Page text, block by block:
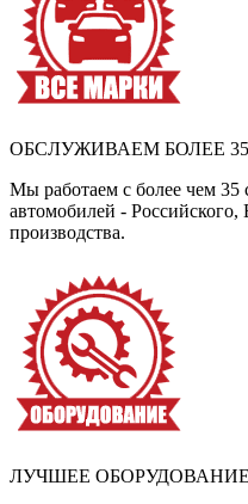
ОБСЛУЖИВАЕМ БОЛЕЕ
Мы работаем с более чем
автомобилей -
производства.
ЛУЧШЕЕ ОБОРУДОВАНИЕ